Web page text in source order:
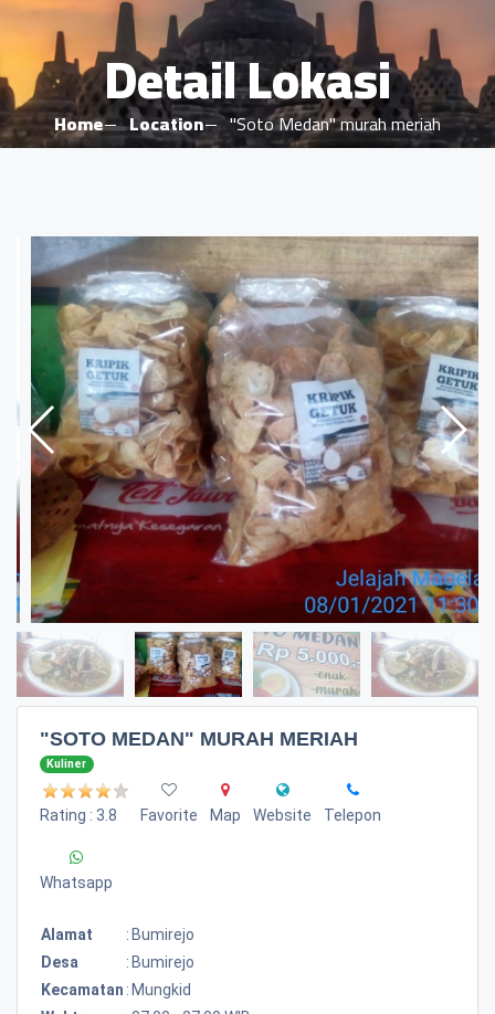
Detail Lokasi
Home Location "Soto Medan" murah meriah
"SOTO MEDAN" MURAH MERIAH
Kuliner
Rating : 3.8 Favorite Map Website Telepon
Whatsapp
Alamat : Bumirejo
Desa
: Bumirejo
Kecamatan : Mungkid